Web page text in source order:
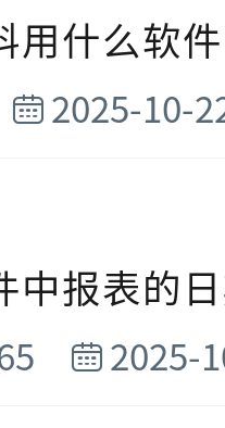
用什么软
2025-10-
中报表的
2025-